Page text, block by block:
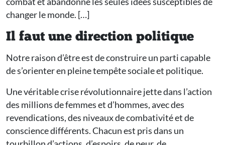
changer le monde. […]
Il faut une direction politique
Notre raison d’être est de construire un parti capable
de s’orienter en pleine tempête sociale et politique.
Une véritable crise révolutionnaire jette dans l’action
des millions de femmes et d’hommes, avec des
revendications, des niveaux de combativité et de
conscience différents. Chacun est pris dans un